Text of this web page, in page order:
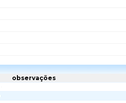
observações